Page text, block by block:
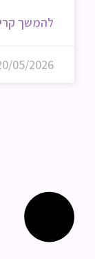
להמשך קריאה >>
20/05/2026